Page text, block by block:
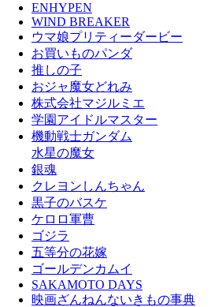
ENHYPEN
WIND BREAKER
ウマ娘プリティーダービー
お買いものパンダ
推しの子
おジャ魔女どれみ
株式会社マジルミエ
学園アイドルマスター
機動戦士ガンダム
水星の魔女
銀魂
クレヨンしんちゃん
黒子のバスケ
ケロロ軍曹
ゴジラ
五等分の花嫁
ゴールデンカムイ
SAKAMOTO DAYS
映画ざんねんないきもの事典